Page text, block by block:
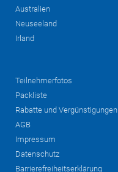
Australien
Neuseeland
Irland
Teilnehmerfotos
Packliste
Rabatte und Vergünstigungen
AGB
Impressum
Datenschutz
Barrierefreiheitserklärung